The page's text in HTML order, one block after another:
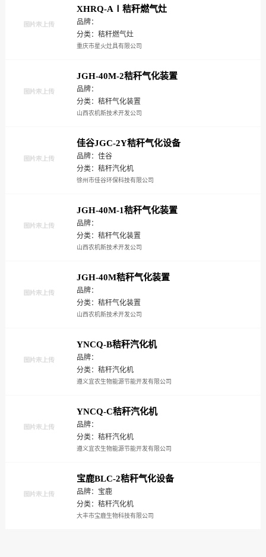
XHRQ-AⅠ秸秆燃气灶
品牌：
分类：秸秆燃气灶
重庆市星火灶具有限公司
JGH-40M-2秸秆气化装置
品牌：
分类：秸秆气化装置
山西农机新技术开发公司
佳谷JGC-2Y秸秆气化设备
品牌：佳谷
分类：秸秆汽化机
徐州市佳谷环保科技有限公司
JGH-40M-1秸秆气化装置
品牌：
分类：秸秆气化装置
山西农机新技术开发公司
JGH-40M秸秆气化装置
品牌：
分类：秸秆气化装置
山西农机新技术开发公司
YNCQ-B秸秆汽化机
品牌：
分类：秸秆汽化机
遵义宜农生物能源节能开发有限公司
YNCQ-C秸秆汽化机
品牌：
分类：秸秆汽化机
遵义宜农生物能源节能开发有限公司
宝鹿BLC-2秸秆气化设备
品牌：宝鹿
分类：秸秆汽化机
大丰市宝鹿生物科技有限公司